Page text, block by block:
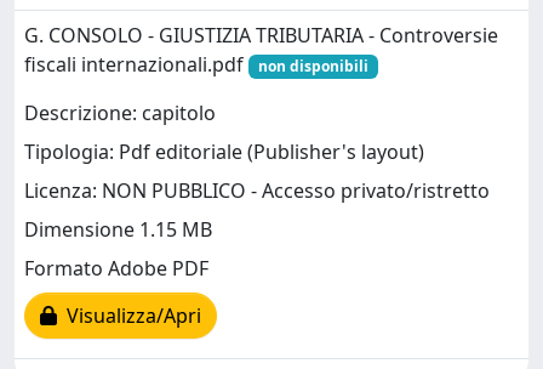
G. CONSOLO - GIUSTIZIA TRIBUTARIA - Controversie
fiscali internazionali.pdf
non disponibili
Descrizione: capitolo
Tipologia: Pdf editoriale (Publisher's layout)
Licenza: NON PUBBLICO - Accesso privato/ristretto
Dimensione 1.15 MB
Formato Adobe PDF
Visualizza/Apri